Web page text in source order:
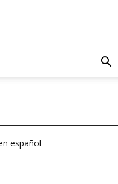
español